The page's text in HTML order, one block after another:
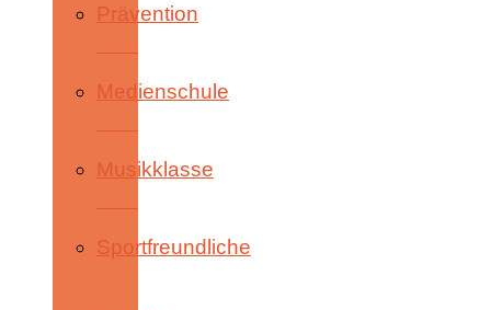
Prävention
Medienschule
Musikklasse
Sportfreundliche